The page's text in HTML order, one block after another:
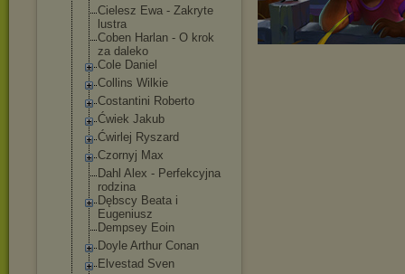
Cielesz Ewa - Zakryte
lustra
Coben Harlan - O krok
za daleko
Cole Daniel
Collins Wilkie
Costantini Roberto
Ćwiek Jakub
Ćwirlej Ryszard
Czornyj Max
Dahl Alex - Perfekcyjna
rodzina
Dębscy Beata i
Eugeniusz
Dempsey Eoin
Doyle Arthur Conan
Elvestad Sven